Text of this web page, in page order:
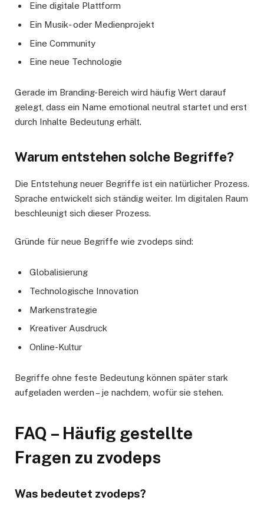
Eine digitale Plattform
Ein Musik- oder Medienprojekt
Eine Community
Eine neue Technologie
Gerade im Branding-Bereich wird häufig Wert darauf
gelegt, dass ein Name emotional neutral startet und erst
durch Inhalte Bedeutung erhält.
Warum entstehen solche Begriffe?
Die Entstehung neuer Begriffe ist ein natürlicher Prozess.
Sprache entwickelt sich ständig weiter. Im digitalen Raum
beschleunigt sich dieser Prozess.
Gründe für neue Begriffe wie zvodeps sind:
Globalisierung
Technologische Innovation
Markenstrategie
Kreativer Ausdruck
Online-Kultur
Begriffe ohne feste Bedeutung können später stark
aufgeladen werden – je nachdem, wofür sie stehen.
FAQ – Häufig gestellte
Fragen zu zvodeps
Was bedeutet zvodeps?